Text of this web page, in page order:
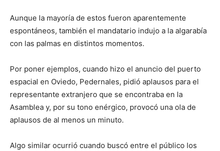
Aunque la mayoría de estos fueron aparentemente
espontáneos, también el mandatario indujo a la algarabía
con las palmas en distintos momentos.
Por poner ejemplos, cuando hizo el anuncio del puerto
espacial en Oviedo, Pedernales, pidió aplausos para el
representante extranjero que se encontraba en la
Asamblea y, por su tono enérgico, provocó una ola de
aplausos de al menos un minuto.
Algo similar ocurrió cuando buscó entre el público los